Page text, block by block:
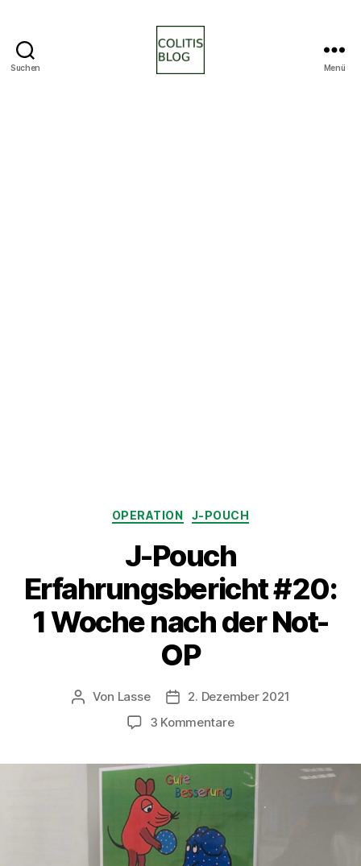
Suchen Menü
Kategorien
OPERATION J-POUCH
J-Pouch
Erfahrungsbericht #20:
1 Woche nach der Not-
OP
Beitragsautor
Von Lasse Beitragsdatum
2. Dezember 2021
3 Kommentarezu
Erfahrungsbericht
#20:
nach